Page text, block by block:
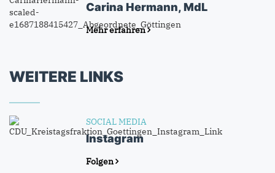
Carina Hermann, MdL
Mehr erfahren
WEITERE LINKS
SOCIAL MEDIA
Instagram
Folgen